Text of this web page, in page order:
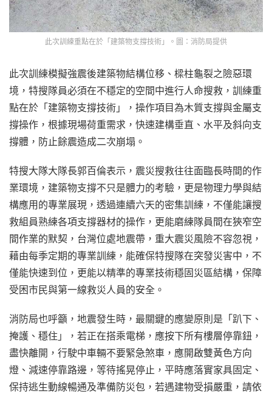
此次訓練重點在於「建築物支撐技術」。圖：消防局提供
此次訓練模擬強震後建築物結構位移、樑柱龜裂之險惡環
境，特搜隊員必須在不穩定的空間中進行人命搜救，訓練重
點在於「建築物支撐技術」，操作項目為木質支撐與金屬支
撐操作，根據現場荷重需求，快速建構垂直、水平及斜向支
撐體，防止餘震造成二次崩塌。
特搜大隊大隊長郭百倫表示，震災搜救往往面臨長時間的作
業環境，建築物支撐不只是體力的考驗，更是物理力學與結
構應用的專業展現，透過連續六天的密集訓練，不僅能讓搜
救組員熟練各項支撐器材的操作，更能磨練隊員間在狹窄空
間作業的默契，台灣位處地震帶，重大震災風險不容忽視，
藉由每季定期的專業訓練，能確保特搜隊在突發災害中，不
僅能快速到位，更能以精準的專業技術穩固災區結構，保障
受困市民與第一線救災人員的安全。
消防局也呼籲，地震發生時，最關鍵的應變原則是「趴下、
掩護、穩住」，若正在搭乘電梯，應按下所有樓層停靠鈕，
盡快離開，行駛中車輛不要緊急煞車，應開啟雙黃色方向
燈、減速停靠路邊，等待搖晃停止，平時應落實家具固定、
保持逃生動線暢通及準備防災包，若遇建物受損嚴重，請依